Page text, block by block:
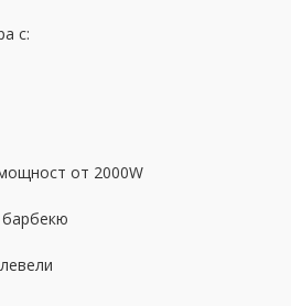
с:
от 2000W